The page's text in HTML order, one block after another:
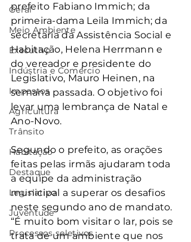
Geral
Meio Ambiente
Executivo
Indústria e Comércio
Impostos
Agricultura
Trânsito
Habitação
Destaque
Legislativo
Juventude
Processos seletivos
prefeito Fabiano Immich; da
primeira-dama Leila Immich; da
secretária da Assistência Social e
Habitação, Helena Herrmann e
do vereador e presidente do
Legislativo, Mauro Heinen, na
semana passada. O objetivo foi
levar uma lembrança de Natal e
Ano-Novo.
Segundo o prefeito, as orações
feitas pelas irmãs ajudaram toda
a equipe da administração
municipal a superar os desafios
neste segundo ano de mandato.
“É muito bom visitar o lar, pois se
trata de um ambiente que nos